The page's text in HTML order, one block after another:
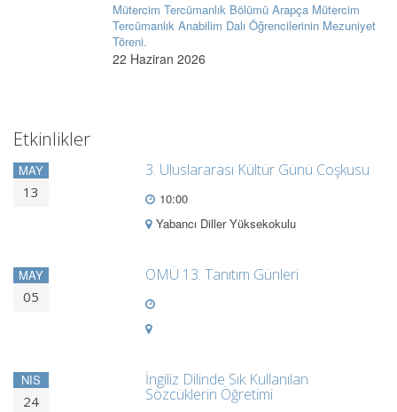
Mütercim Tercümanlık Bölümü Arapça Mütercim
Tercümanlık Anabilim Dalı Öğrencilerinin Mezuniyet
Töreni.
22 Haziran 2026
Etkinlikler
MAY
13
3. Uluslararası Kültür Günü Coşkusu
10:00
Yabancı Diller Yüksekokulu
MAY
05
OMÜ 13. Tanıtım Günleri
NIS
24
İngiliz Dilinde Sık Kullanılan
Sözcüklerin Öğretimi